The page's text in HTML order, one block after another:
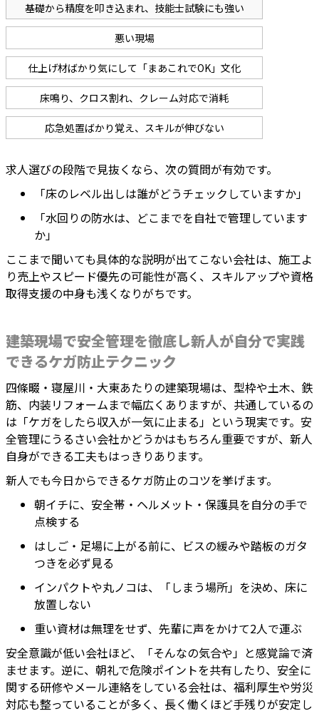
基礎から精度を叩き込まれ、技能士試験にも強い
悪い現場
仕上げ材ばかり気にして「まあこれでOK」文化
床鳴り、クロス割れ、クレーム対応で消耗
応急処置ばかり覚え、スキルが伸びない
求人選びの段階で見抜くなら、次の質問が有効です。
「床のレベル出しは誰がどうチェックしていますか」
「水回りの防水は、どこまでを自社で管理しています
か」
ここまで聞いても具体的な説明が出てこない会社は、施工よ
り売上やスピード優先の可能性が高く、スキルアップや資格
取得支援の中身も浅くなりがちです。
建築現場で安全管理を徹底し新人が自分で実践
できるケガ防止テクニック
四條畷・寝屋川・大東あたりの建築現場は、型枠や土木、鉄
筋、内装リフォームまで幅広くありますが、共通しているの
は「ケガをしたら収入が一気に止まる」という現実です。安
全管理にうるさい会社かどうかはもちろん重要ですが、新人
自身ができる工夫もはっきりあります。
新人でも今日からできるケガ防止のコツを挙げます。
朝イチに、安全帯・ヘルメット・保護具を自分の手で
点検する
はしご・足場に上がる前に、ビスの緩みや踏板のガタ
つきを必ず見る
インパクトや丸ノコは、「しまう場所」を決め、床に
放置しない
重い資材は無理をせず、先輩に声をかけて2人で運ぶ
安全意識が低い会社ほど、「そんなの気合や」と感覚論で済
ませます。逆に、朝礼で危険ポイントを共有したり、安全に
関する研修やメール連絡をしている会社は、福利厚生や労災
対応も整っていることが多く、長く働くほど手残りが安定し